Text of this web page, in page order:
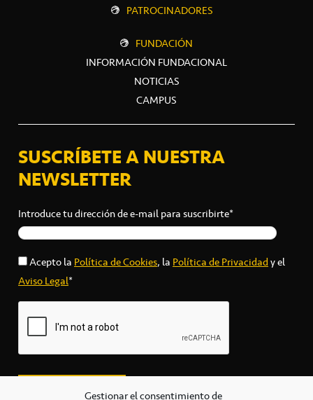
Gestionar el consentimiento de
PATROCINADORES
FUNDACIÓN
INFORMACIÓN FUNDACIONAL
NOTICIAS
CAMPUS
SUSCRÍBETE A NUESTRA
NEWSLETTER
Introduce tu dirección de e-mail para suscribirte*
Acepto laPolítica de Cookies, laPolítica de Privacidady el
Aviso Legal*